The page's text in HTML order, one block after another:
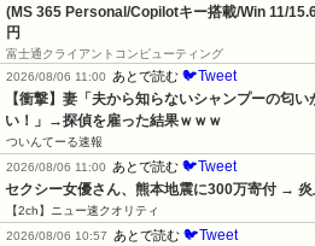
(MS 365 Personal/Copilotキー搭載/Win 11/
円
富士通クライアントコンピューティング
2026/08/06 11:00
あとで読む 🐦Tweet
【衝撃】妻「夫から知らないシャンプーの匂
い！」→探偵を雇った結果ｗｗｗ
ついんてーる速報
2026/08/06 11:00
あとで読む 🐦Tweet
セクシー女優さん、熊本地震に300万寄付 → 炎
【2ch】ニュー速クオリティ
2026/08/06 10:57
あとで読む 🐦Tweet